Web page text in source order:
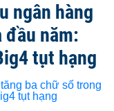
ngân hàng
đầu năm:
tụt hạng